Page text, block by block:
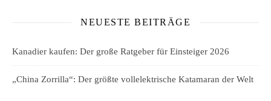
NEUESTE BEITRÄGE
Kanadier kaufen: Der große Ratgeber für Einsteiger 2026
„China Zorrilla“: Der größte vollelektrische Katamaran der Welt